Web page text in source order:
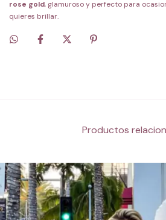
rose gold, glamuroso y perfecto para
quieres brillar.
Productos